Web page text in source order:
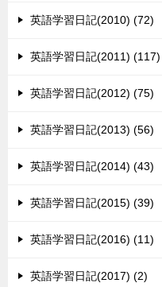
英語学習日記(2010) (72)
英語学習日記(2011) (117)
英語学習日記(2012) (75)
英語学習日記(2013) (56)
英語学習日記(2014) (43)
英語学習日記(2015) (39)
英語学習日記(2016) (11)
英語学習日記(2017) (2)